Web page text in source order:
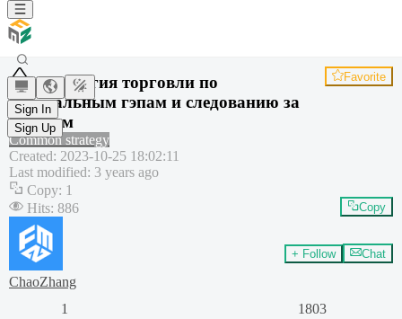
Sign In
Sign Up
Стратегия торговли по
центральным гэпам и следованию за
трендом
Favorite
Common strategy
Created: 2023-10-25 18:02:11
Last modified: 3 years ago
Copy: 1
Hits: 886 Copy
ChaoZhang
+ Follow Chat
1 1803